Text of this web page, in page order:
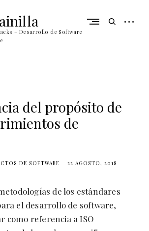
– Desarrollo de Software
openopen
del propósito de
de
DE SOFTWARE 22 AGOSTO, 2018
de los estándares
el desarrollo de software,
como referencia a ISO